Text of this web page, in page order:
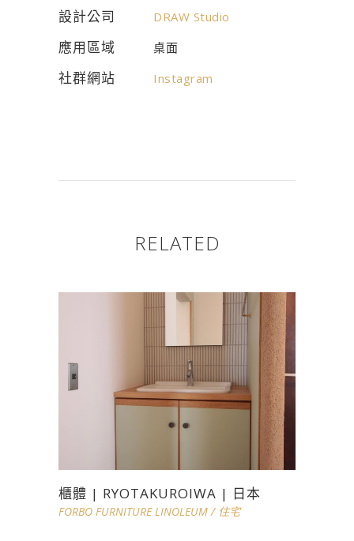
設計公司 DRAW Studio
應用區域 桌面
社群網站 Instagram
RELATED
櫃體 | RYOTAKUROIWA | 日本
FORBO FURNITURE LINOLEUM/ 住宅